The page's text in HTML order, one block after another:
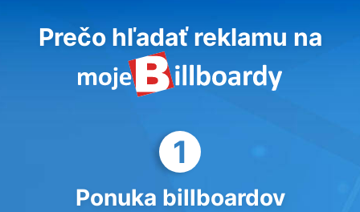
Prečo hľadať reklamu na
1
Ponuka billboardov